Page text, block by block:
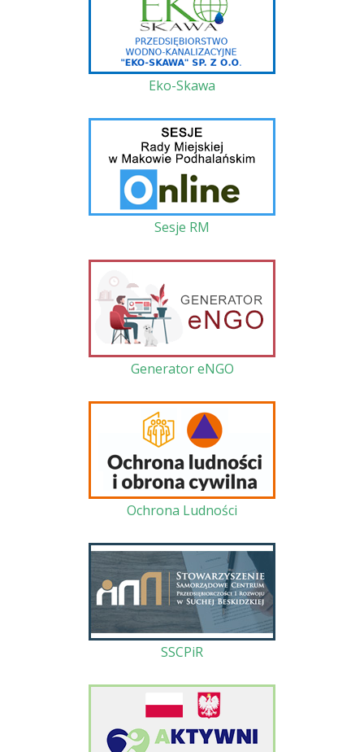
Eko-Skawa
Sesje RM
Generator eNGO
Ochrona Ludności
SSCPiR